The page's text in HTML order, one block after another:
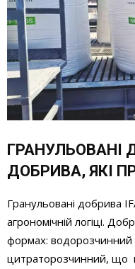
ГРАНУЛЬОВАНІ
ДОБРИВА, ЯКІ
Гранульовані добрива
агрономічній логіці.
формах: водорозчинний
цитраторозчинний, що